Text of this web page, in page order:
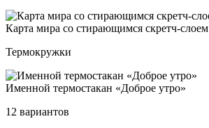
Кар­та ми­ра со сти­ра­ющим­ся скретч-сло­ем
Термокружки
Имен­ной тер­мос­та­кан «Доб­рое ут­ро»
12 вариантов